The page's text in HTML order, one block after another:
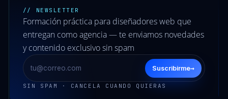
// NEWSLETTER
Formación práctica para diseñadores web que
entregan como agencia — te enviamos novedades
y contenido exclusivo sin spam
Suscribirme→
SIN SPAM · CANCELA CUANDO QUIERAS